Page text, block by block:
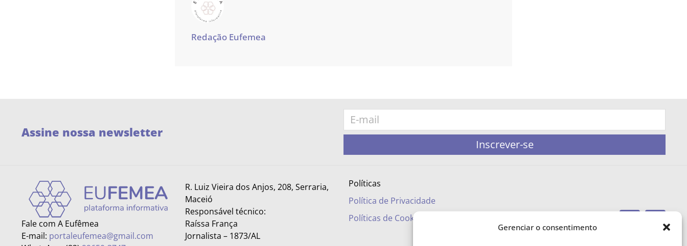
Gerenciar o consentimento
Redação Eufemea
Assine nossa newsletter
Inscrever-se
Fale com A Eufêmea
E-mail: portaleufemea@gmail.com
R. Luiz Vieira dos Anjos, 208, Serraria,
Maceió
Responsável técnico:
Raíssa França
Jornalista – 1873/AL
Políticas
Política de Privacidade
Políticas de Cookies